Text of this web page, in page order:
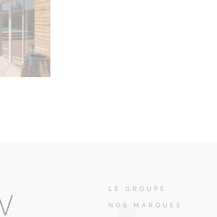
LE GROUPE
NOS MARQUES